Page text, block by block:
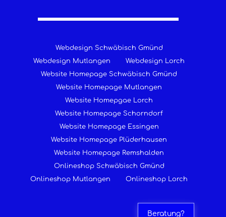
Beratung?
Webdesign Schwäbisch Gmünd
Webdesign Mutlangen
Webdesign Lorch
Website Homepage Schwäbisch Gmünd
Website Homepage Mutlangen
Website Homepgae Lorch
Website Homepage Schorndorf
Website Homepage Essingen
Website Homepage Plüderhausen
Website Homepage Remshalden
Onlineshop Schwäbisch Gmünd
Onlineshop Mutlangen
Onlineshop Lorch